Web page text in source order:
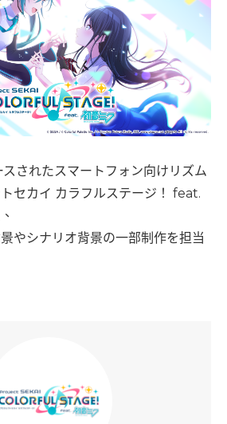
されたスマートフォン向けリズム
セカイ カラフルステージ！ feat.
やシナリオ背景の一部制作を担当